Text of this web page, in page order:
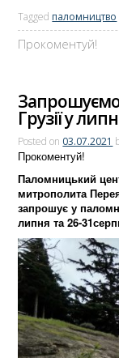
Tagged паломництво
Прокоментуй!
Грузії у
Posted on 03.07.2021
Прокоментуй!
Паломницький
митрополита
запрошує у
липня та 26-